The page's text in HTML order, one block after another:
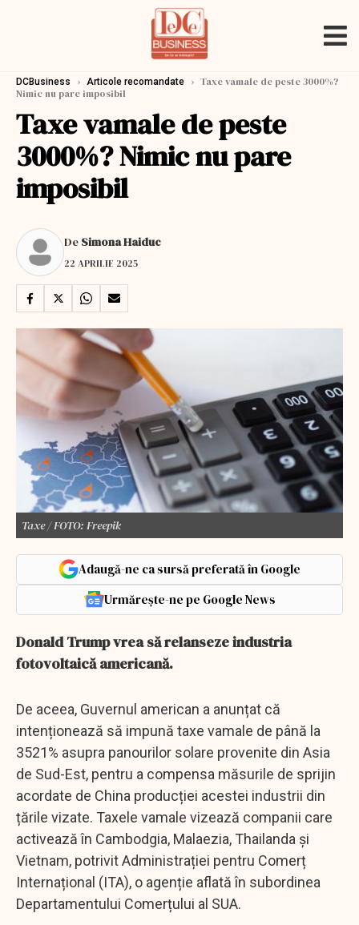
DCBusiness › Articole recomandate › Taxe vamale de peste 3000%?
Nimic nu pare imposibil
Taxe vamale de peste
3000%? Nimic nu pare
imposibil
De Simona Haiduc
22 APRILIE 2025
Taxe / FOTO: Freepik
Adaugă-ne ca sursă preferată în Google
Urmărește-ne pe Google News
Donald Trump vrea să relanseze industria
fotovoltaică americană.
De aceea, Guvernul american a anunțat că
intenționează să impună taxe vamale de până la
3521% asupra panourilor solare provenite din Asia
de Sud-Est, pentru a compensa măsurile de sprijin
acordate de China producției acestei industrii din
țările vizate. Taxele vamale vizează companii care
activează în Cambodgia, Malaezia, Thailanda și
Vietnam, potrivit Administrației pentru Comerț
Internațional (ITA), o agenție aflată în subordinea
Departamentului Comerțului al SUA.